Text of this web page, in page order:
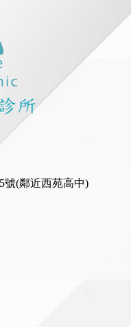
號(鄰近西苑高中)